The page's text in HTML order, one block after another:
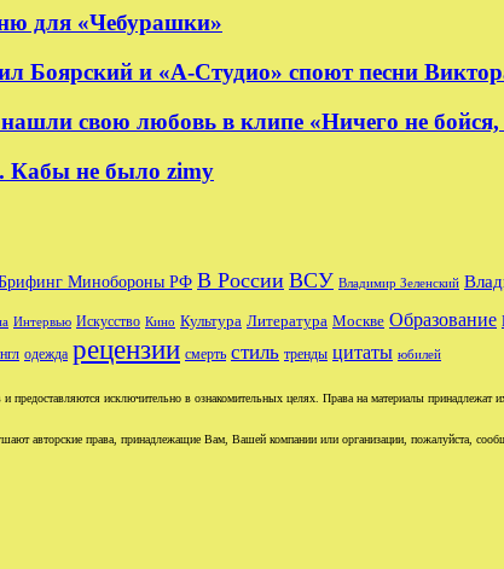
для «Чебурашки»
и «А-Студио» споют песни
свою любовь в клипе «Ничего не бойся,
Кабы не было zimy
Минобороны РФ В России ВСУ Владимир Зеленский
Интервью Искусство Кино Культура Литература Москве Образование
одежда рецензии смерть стиль тренды цитаты юбилей
исключительно в ознакомительных целях. Права на материалы принадлежат
авторские права, принадлежащие Вам, Вашей компании или организации, пожалуйста,